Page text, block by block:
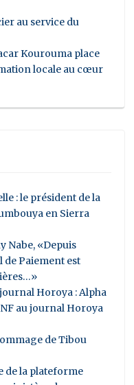
au service du
Kourouma place
locale au cœur
: le président de la
en Sierra
Nabe, «Depuis
de Paiement est
journal Horoya : Alpha
au journal Horoya
de Tibou
de la plateforme